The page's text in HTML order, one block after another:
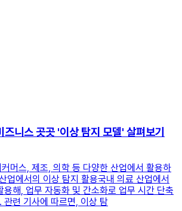
니스 곳곳 '이상 탐지 모델' 살펴보기
머스, 제조, 의학 등 다양한 산업에서 활용하
업에서의 이상 탐지 활용국내 의료 산업에서
용해, 업무 자동화 및 간소화로 업무 시간 단축
관련 기사에 따르면, 이상 탐